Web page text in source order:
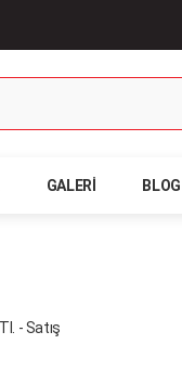
GALERI BLOG